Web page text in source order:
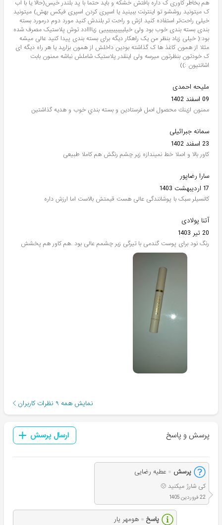
هم بخاطر کاوری ک داره بافتش خشکه و باید حتما با پد بلندر خیس(حالا یا با اب
ک میتونید روششو تو اینترنت ببینید یا اسپری کردن اسپری فیکس بهش) میتونید
خیلی راحت‌تر استفاده کنید ازش و راحت تر بلندش کنید مورد دوم درمورد بسته
بندی بسته بندی خوب بود ولی خیلیییییییییی زیاااادد توش پلاستیک مصرف شده
بود:( خیلی زیاد بنظر من یک راهکار دیگه برای بسته بندی پیدا کنید عالی میشه
مثلا از همون کاغذ ها ک گذاشته بودین داخلش از همون بزارید یا هر راه دیگه ای
ک خودتون بنظرتون میرسه ولی اینقدر پلاستیک شاملش نباشه ممنون بابت
اشانتیون :))
ملیحه احمدی
09 اسفند 1402
ممنون ازينك محصول اصل فرستادين و بسته بندي خوب و هديه گذاشتين
سمانه جبرائیلی
23 اسفند 1402
کاور بالا و اصلا خط نمیندازه زیر چشم رنگش هم کاملا طبیعی
سارا رضاپور
17 اردیبهشت 1403
کانسیلر سبک با پوشانندگی عالی هست قیمتش بالاست اما ارزش داره
آتنا پولادی
20 تیر 1403
رنگ نود برای پوست گندمی با تیرگی زیر چشمم عالی بود .هم کاور هم پخشش
نمایش همه ۹ نظرات کاربران
پرسش و پاسخ ارسال پرسش
پرسش عطیه رضایی
کی شارژ میکنید 🙁
22 فروردین 1405
پاسخ هومهر یار